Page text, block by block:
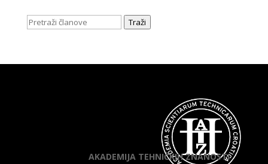
Traži
AKADEMIJA TEHNIČKIH ZNANOSTI